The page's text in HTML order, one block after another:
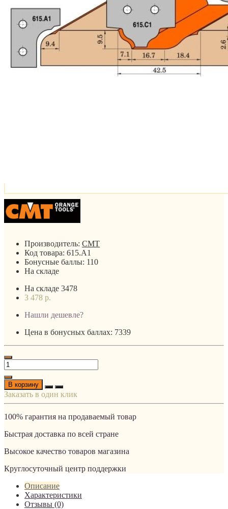
Производитель: CMT
Код товара: 615.A1
Бонусные баллы: 110
На складе
На складе 3478
3 478 р.
Нашли дешевле?
Цена в бонусных баллах: 7339
В корзину
Заказать в один клик
100% гарантия на продаваемый товар
Быстрая доставка по всей стране
Высокое качество товаров магазина
Круглосуточный центр поддержки
Описание
Характеристики
Отзывы (0)